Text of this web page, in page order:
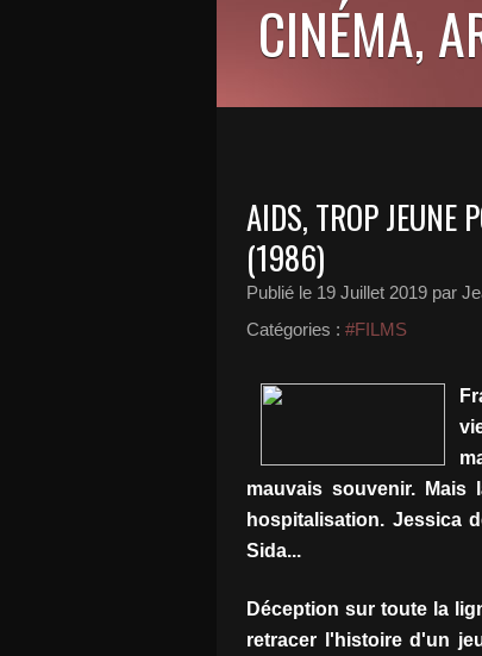
CINÉMA,
AIDS, TROP JEUNE
(1986)
Publié le 19 Juillet 2019 par
Catégories : #FILMS
mauvais souvenir.
hospitalisation. Jessica
Sida...
Déception sur toute la
retracer l'histoire d'un